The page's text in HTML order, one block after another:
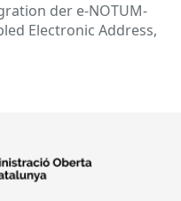
der e-NOTUM-
Electronic Address,